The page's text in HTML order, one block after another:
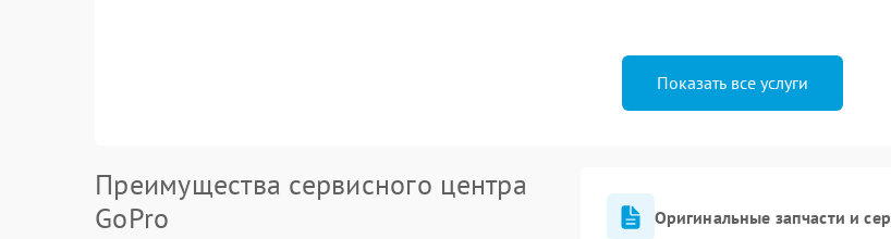
Показать все услуги
Преимущества сервисного центра
GoPro
Оригинальные запчасти и